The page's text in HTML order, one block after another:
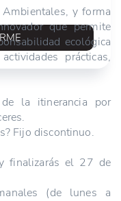
y forma
que permite
ecológica
prácticas,
la itinerancia por
Fijo discontinuo.
finalizarás el 27 de
(de lunes a